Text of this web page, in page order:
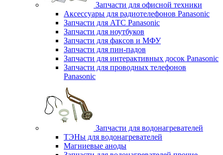
Запчасти для офисной техники
Аксессуары для радиотелефонов Panasonic
Запчасти для АТС Panasonic
Запчасти для ноутбуков
Запчасти для факсов и МФУ
Запчасти для пин-падов
Запчасти для интерактивных досок Panasonic
Запчасти для проводных телефонов
Panasonic
Запчасти для водонагревателей
ТЭНы для водонагревателей
Магниевые аноды